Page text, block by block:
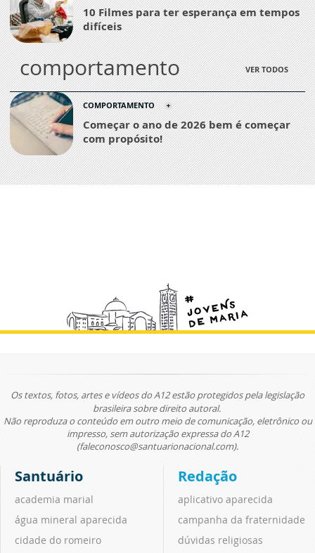
10 Filmes para ter esperança em tempos
difíceis
comportamento VER TODOS
COMPORTAMENTO
Começar o ano de 2026 bem é começar
com propósito!
Os textos, fotos, artes e vídeos do A12 estão protegidos pela legislação
brasileira sobre direito autoral.
Não reproduza o conteúdo em outro meio de comunicação, eletrônico ou
impresso, sem autorização expressa do A12
(faleconosco@santuarionacional.com).
Santuário
academia marial
água mineral aparecida
cidade do romeiro
Redação
aplicativo aparecida
campanha da fraternidade
dúvidas religiosas